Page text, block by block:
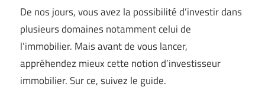
De nos jours, vous avez la possibilité d’investir dans
plusieurs domaines notamment celui de
l’immobilier. Mais avant de vous lancer,
appréhendez mieux cette notion d’investisseur
immobilier. Sur ce, suivez le guide.